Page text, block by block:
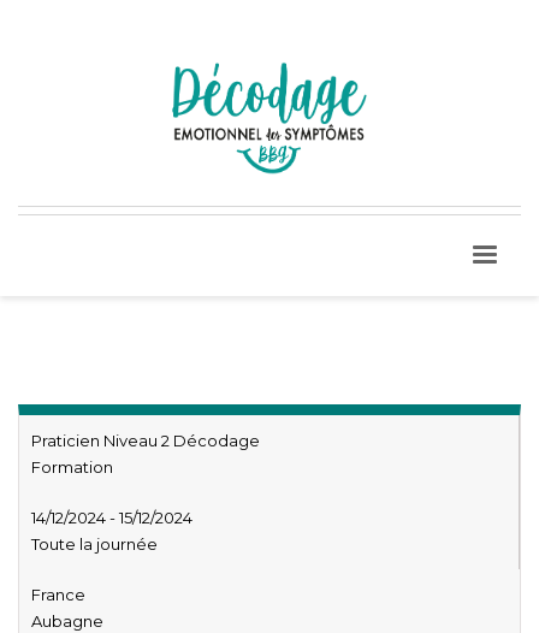
Praticien Niveau 2 Décodage
Formation
14/12/2024 - 15/12/2024
Toute la journée
France
Aubagne